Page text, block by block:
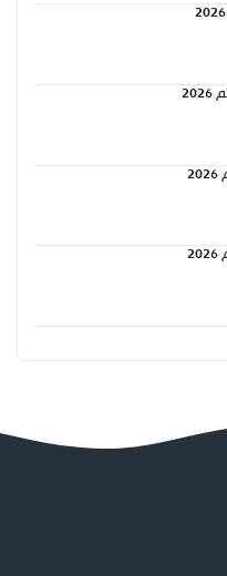
موعد مباراة النمسا والأردن في كأس العالم 2026
موعد مباراة الأرجنتين والجزائر في كأس العالم 2026
موعد مباراة العراق والنرويج في كأس العالم 2026
موعد مباراة فرنسا والسنغال في كأس العالم 2026